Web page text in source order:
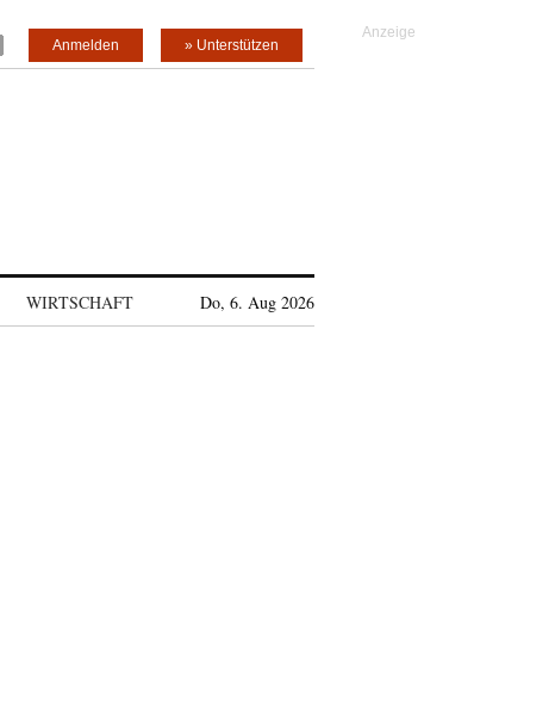
» Unterstützen
Anmelden
WIRTSCHAFT Do, 6. Aug 2026